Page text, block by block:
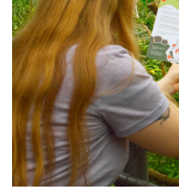
Forschungsbögen